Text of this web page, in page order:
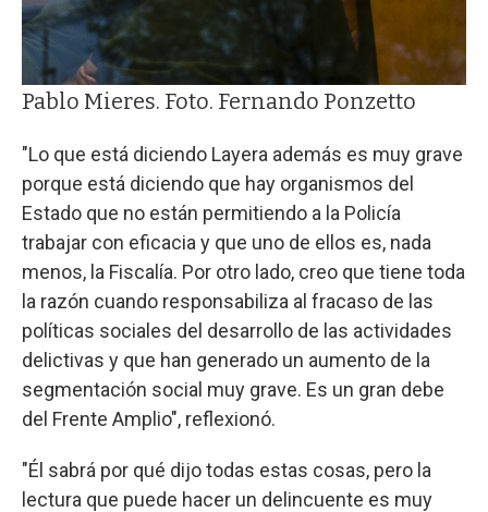
Pablo Mieres. Foto. Fernando Ponzetto
"Lo que está diciendo Layera además es muy grave
porque está diciendo que hay organismos del
Estado que no están permitiendo a la Policía
trabajar con eficacia y que uno de ellos es, nada
menos, la Fiscalía. Por otro lado, creo que tiene toda
la razón cuando responsabiliza al fracaso de las
políticas sociales del desarrollo de las actividades
delictivas y que han generado un aumento de la
segmentación social muy grave. Es un gran debe
del Frente Amplio", reflexionó.
"Él sabrá por qué dijo todas estas cosas, pero la
lectura que puede hacer un delincuente es muy